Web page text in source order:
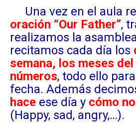
Una vez en el aula
oración “Our Father”,
realizamos la
recitamos cada día los
semana, los meses
números, todo ello
fecha. Además
hace ese día y cómo
(Happy, sad, angry,…).